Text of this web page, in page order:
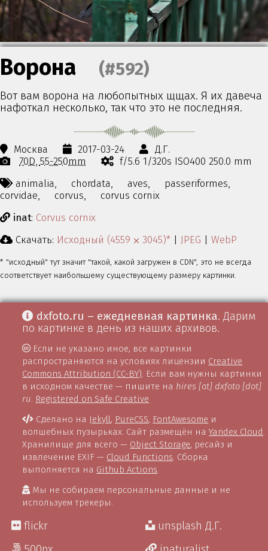
Ворона (#592)
Вот вам ворона на любопытных щщах. Я их давеча
нафоткал несколько, так что это не последняя.
Москва 2017-03-24
Д.Г.
70D 55-250mm
f/5.6 1/320s ISO400 250.0 mm
animalia,
chordata, aves,
passeriformes,
corvidae,
corvus,
corvus cornix
inat: Corvus cornix
Скачать: Исходный (4559 ⨉ 3045)* | JPEG | WebP
* "исходный" тут значит "такой, какой загружен в CDN", это не всегда
соответствует наибольшему существующему размеру картинки.
dxfoto.ru – ежедневная картинка. Дарим
по картинке в день из наших архивов.
Если не указано иное, все картинки
распространяются на условиях лицензии Creative
Commons Attribution (CC-BY). Если вам нужны картинки
в исходном качестве — пишите на hires [at] dxfoto [dot]
ru. Registered on Safe Creative
Сделано на Jekyll, PureCSS, FontAwesome и
волшебных пузырьках. Сайт размещён наYandex Cloud .
Хранилище для всего — Object Storage, ресайз и
извлечение EXIF — Cloud Functions. Сборка
выполняется на Github Actions.
Мы не собираем персональные данные и не
используем трекеры.
flickr
unsplash Д.Г.